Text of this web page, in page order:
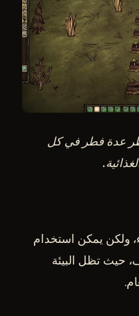
عدة فطر في كل
ولكن يمكن استخدام
حيث تظل البيئة